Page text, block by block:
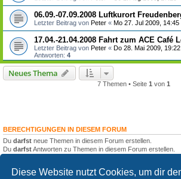
Diese Website nutzt Cookies, um dir
06.09.-07.09.2008 Luftkurort
Letzter Beitrag von Peter « Mo 27. Jul 2009, 14:45
17.04.-21.04.2008 Fahrt zum ACE Café
Letzter Beitrag von Peter « Do 28. Mai 2009, 19:22
Antworten: 4
Neues Thema
7 Themen • Seite 1 von 1
BERECHTIGUNGEN IN DIESEM FORUM
Du darfst neue Themen in diesem Forum erstellen.
Du darfstAntworten zu Themen in diesem Forum erstellen.
Du darfstkeineDateianhänge in diesem Forum erstellen.